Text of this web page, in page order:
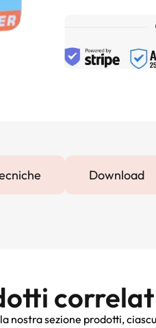
Download
nostra sezione prodotti,